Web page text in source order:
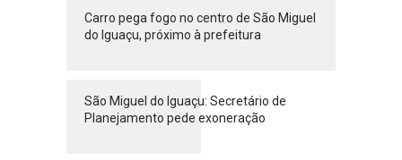
Carro pega fogo no centro de São Miguel
do Iguaçu, próximo à prefeitura
São Miguel do Iguaçu: Secretário de
Planejamento pede exoneração